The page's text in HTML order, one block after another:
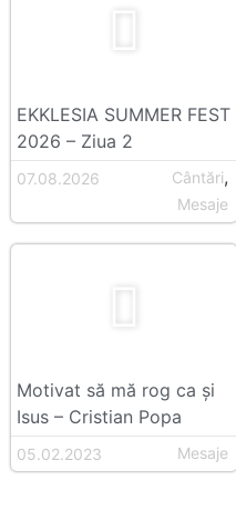
EKKLESIA SUMMER FEST
2026 – Ziua 2
07.08.2026 Cântări,
Mesaje
Motivat să mă rog ca și
Isus – Cristian Popa
05.02.2023 Mesaje
Selectează evenimentul